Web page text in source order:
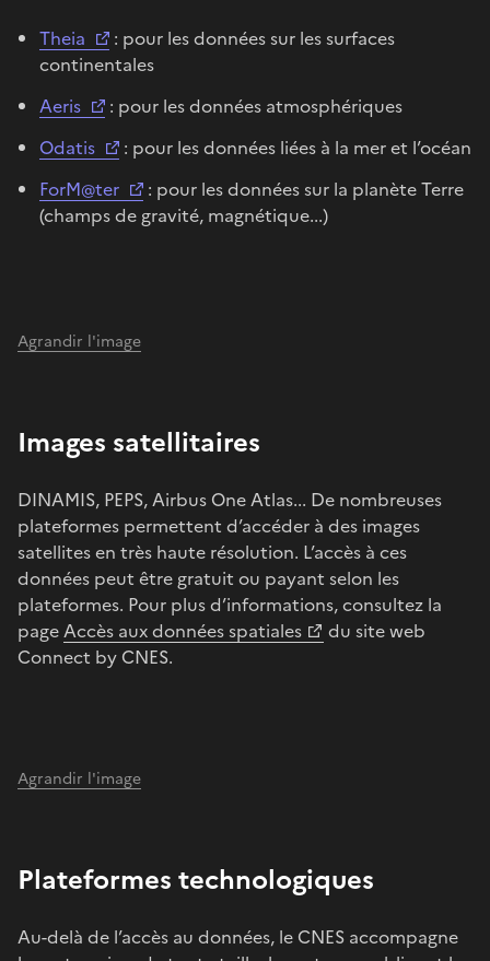
Theia
: pour les données sur les surfaces
continentales
Aeris
: pour les données atmosphériques
Odatis
: pour les données liées à la mer et l’océan
ForM@ter
: pour les données sur la planète Terre
(champs de gravité, magnétique...)
Agrandir l'image
Images satellitaires
DINAMIS, PEPS, Airbus One Atlas... De nombreuses
plateformes permettent d’accéder à des images
satellites en très haute résolution. L’accès à ces
données peut être gratuit ou payant selon les
plateformes. Pour plus d’informations, consultez la
pageAccès aux données spatiales
du site web
Connect by CNES.
Agrandir l'image
Plateformes technologiques
Au-delà de l’accès au données, le CNES accompagne